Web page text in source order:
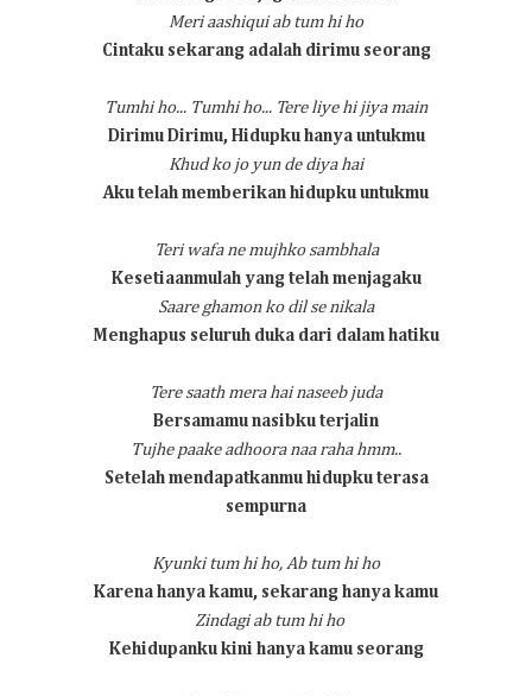
Meri aashiqui ab tum hi ho
Cintaku sekarang adalah dirimu seorang
Tumhi ho... Tumhi ho... Tere liye hi jiya main
Dirimu Dirimu, Hidupku hanya untukmu
Khud ko jo yun de diya hai
Aku telah memberikan hidupku untukmu
Teri wafa ne mujhko sambhala
Kesetiaanmulah yang telah menjagaku
Saare ghamon ko dil se nikala
Menghapus seluruh duka dari dalam hatiku
Tere saath mera hai naseeb juda
Bersamamu nasibku terjalin
Tujhe paake adhoora naa raha hmm..
Setelah mendapatkanmu hidupku terasa
sempurna
Kyunki tum hi ho, Ab tum hi ho
Karena hanya kamu, sekarang hanya kamu
Zindagi ab tum hi ho
Kehidupanku kini hanya kamu seorang